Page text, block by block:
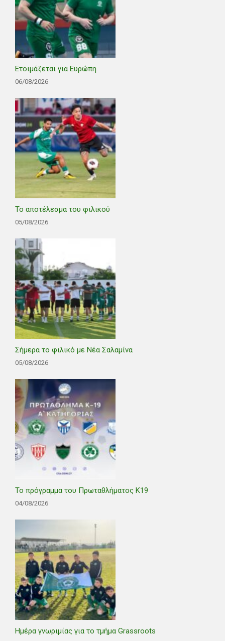
Ετοιμάζεται για Ευρώπη
06/08/2026
Το αποτέλεσμα του φιλικού
05/08/2026
Σήμερα το φιλικό με Νέα Σαλαμίνα
05/08/2026
Το πρόγραμμα του Πρωταθλήματος Κ19
04/08/2026
Ημέρα γνωριμίας για το τμήμα Grassroots